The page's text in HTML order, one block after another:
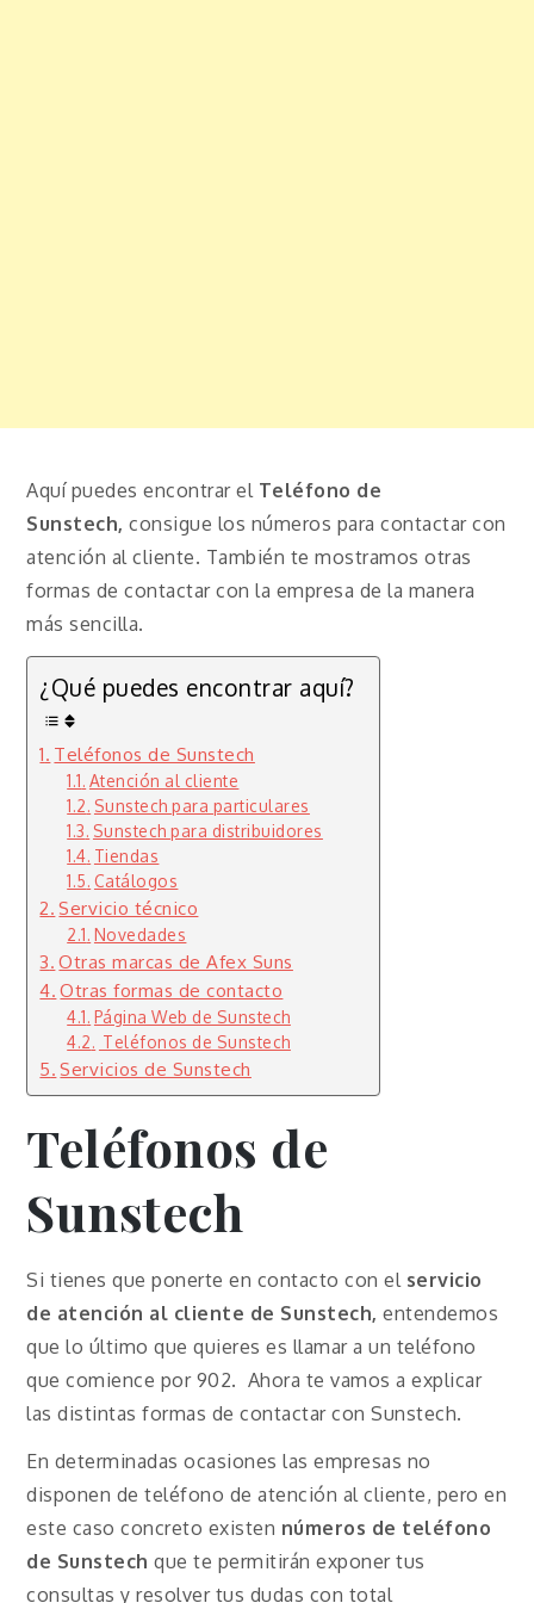
Aquí puedes encontrar el Teléfono de
Sunstech,consigue los números para contactar con
atención al cliente. También te mostramos otras
formas de contactar con la empresa de la manera
más sencilla.
¿Qué puedes encontrar aquí?
Teléfonos de Sunstech
Atención al cliente
Sunstech para particulares
Sunstech para distribuidores
Tiendas
Catálogos
Servicio técnico
Novedades
Otras marcas de Afex Suns
Otras formas de contacto
Página Web de Sunstech
Teléfonos de Sunstech
Servicios de Sunstech
Teléfonos de
Sunstech
Si tienes que ponerte en contacto con el servicio
de atención al cliente de Sunstech, entendemos
que lo último que quieres es llamar a un teléfono
que comience por 902. Ahora te vamos a explicar
las distintas formas de contactar con Sunstech.
En determinadas ocasiones las empresas no
disponen de teléfono de atención al cliente, pero en
este caso concreto existen números de teléfono
de Sunstechque te permitirán exponer tus
consultas y resolver tus dudas con total